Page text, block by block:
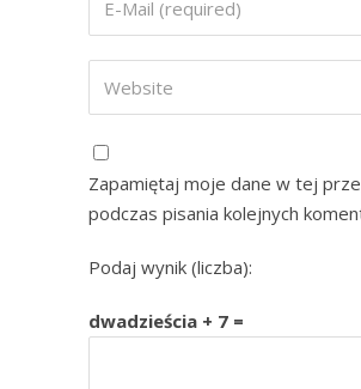
Zapamiętaj moje dane w tej
podczas pisania kolejnych
Podaj wynik (liczba):
dwadzieścia + 7 =